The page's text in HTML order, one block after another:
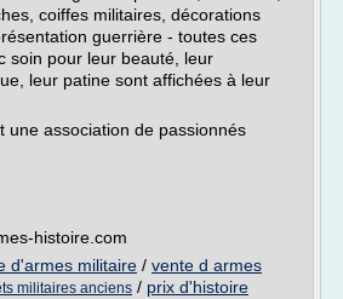
coiffes militaires, décorations
guerrière - toutes ces
soin pour leur beauté, leur
leur patine sont affichées à leur
une association de passionnés
histoire.com
d'armes militaire / vente d armes
militaires anciens / prix d'histoire